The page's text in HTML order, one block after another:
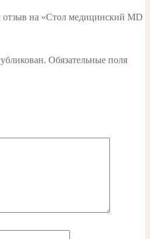
отзыв на «Стол медицинский MD
Обязательные поля